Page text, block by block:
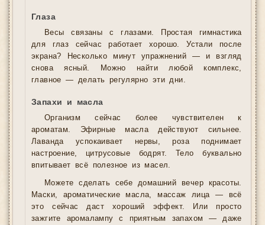
Глаза
Весы связаны с глазами. Простая гимнастика
для глаз сейчас работает хорошо. Устали после
экрана? Несколько минут упражнений — и взгляд
снова ясный. Можно найти любой комплекс,
главное — делать регулярно эти дни.
Запахи и масла
Организм сейчас более чувствителен к
ароматам. Эфирные масла действуют сильнее.
Лаванда успокаивает нервы, роза поднимает
настроение, цитрусовые бодрят. Тело буквально
впитывает всё полезное из масел.
Можете сделать себе домашний вечер красоты.
Маски, ароматические масла, массаж лица — всё
это сейчас даст хороший эффект. Или просто
зажгите аромалампу с приятным запахом — даже